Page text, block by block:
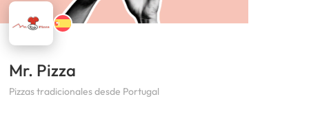
Mr. Pizza
Pizzas tradicionales desde Portugal